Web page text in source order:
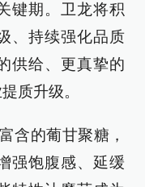
键期。卫龙将积
、持续强化品质
供给、更真挚的
质升级。
含的葡甘聚糖，
强饱腹感、延缓